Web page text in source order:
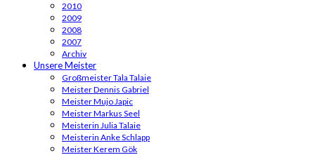
2010
2009
2008
2007
Archiv
Unsere Meister
Großmeister Tala Talaie
Meister Dennis Gabriel
Meister Mujo Japic
Meister Markus Seel
Meisterin Julia Talaie
Meisterin Anke Schlapp
Meister Kerem Gök